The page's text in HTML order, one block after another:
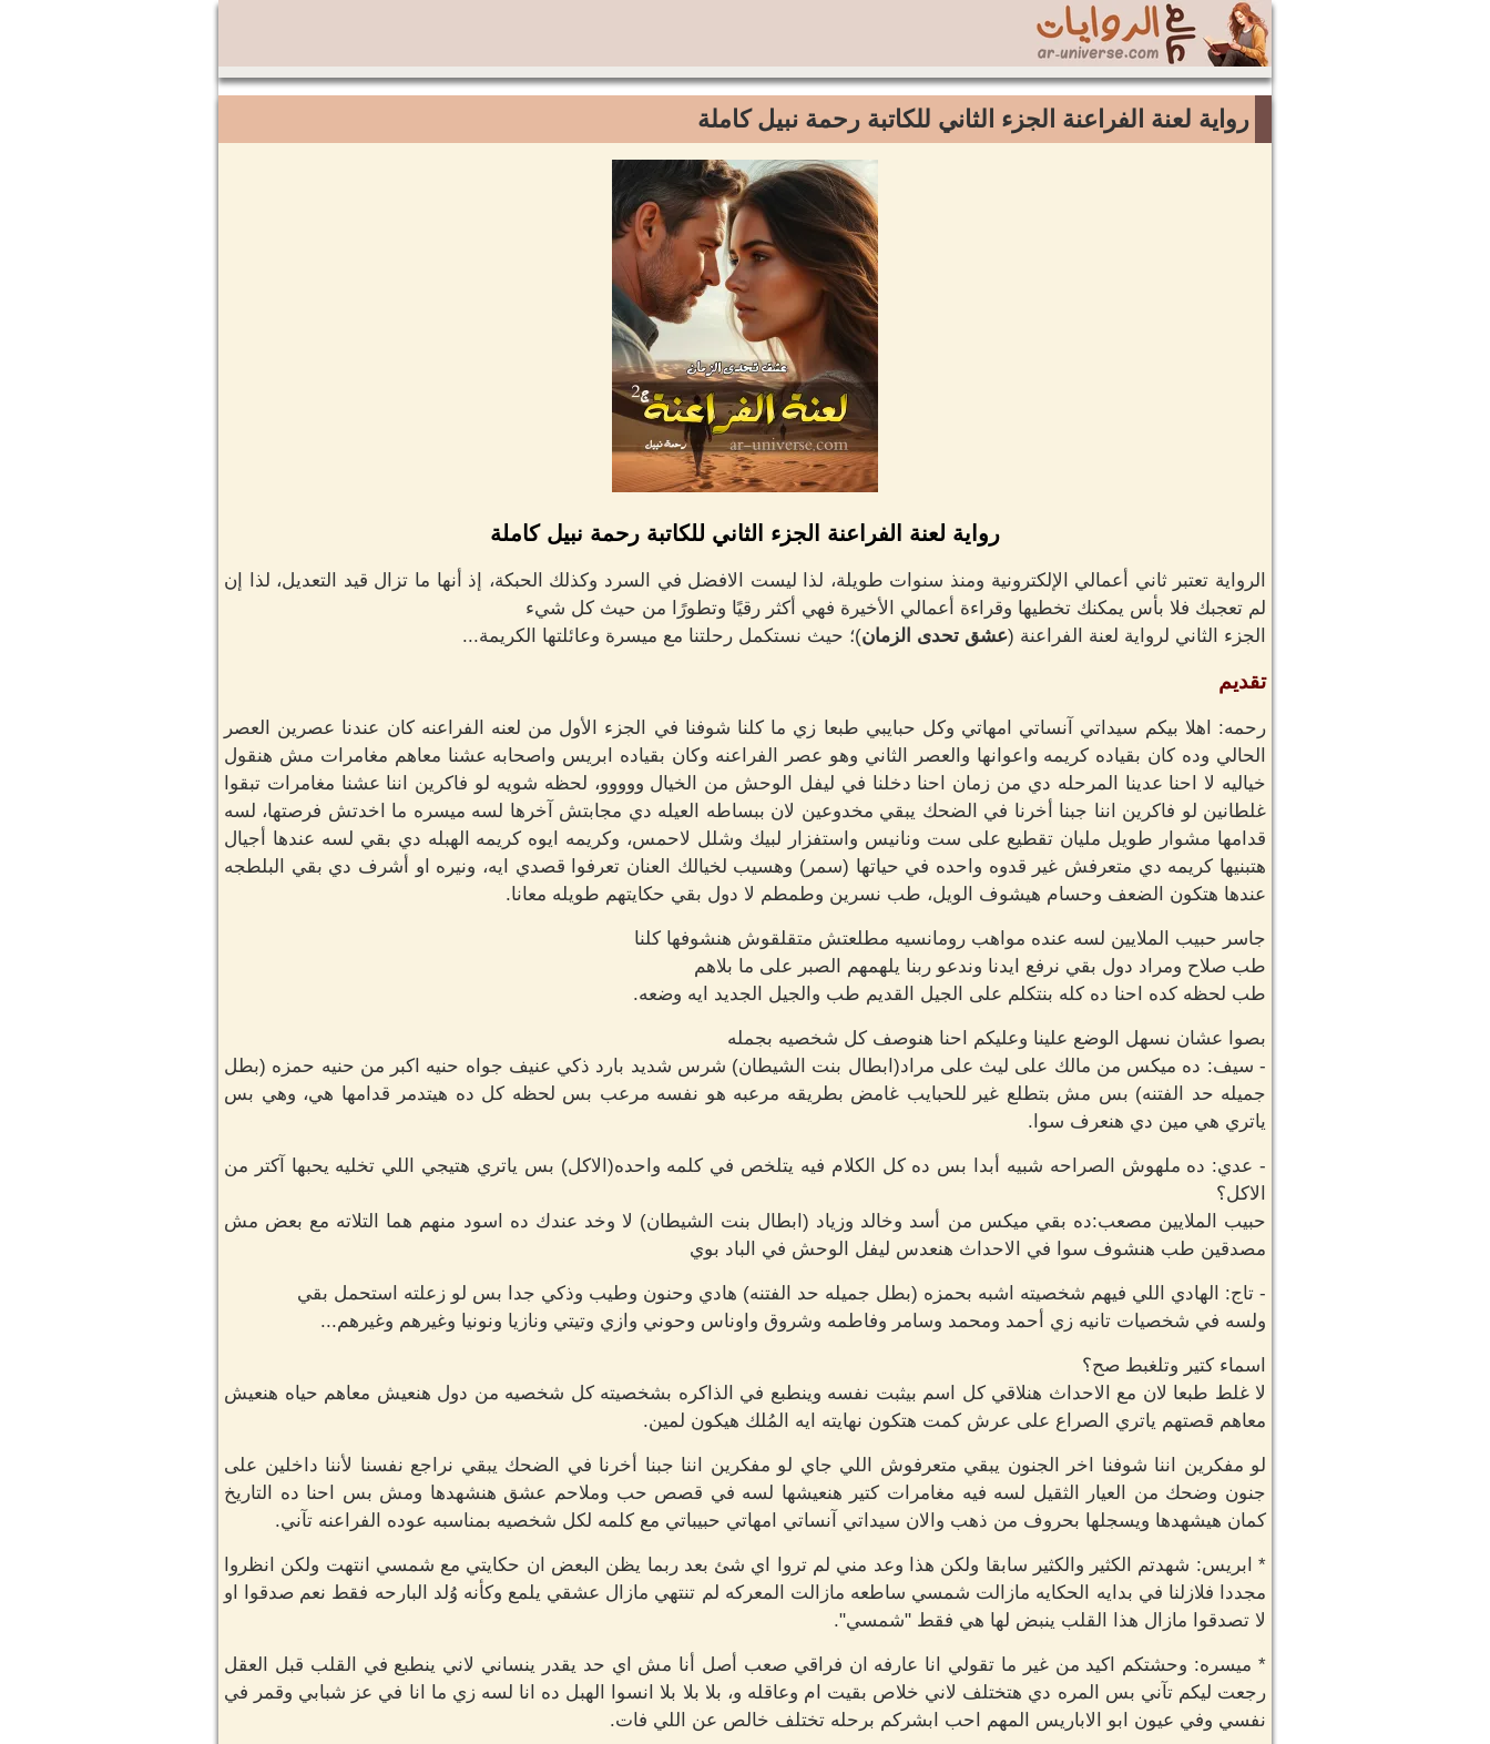
رواية لعنة الفراعنة الجزء الثاني للكاتبة رحمة نبيل كاملة
رواية لعنة الفراعنة الجزء الثاني للكاتبة رحمة نبيل كاملة
الرواية تعتبر ثاني أعمالي الإلكترونية ومنذ سنوات طويلة، لذا ليست الافضل في السرد وكذلك الحبكة، إذ أنها ما تزال قيد التعديل، لذا إن
لم تعجبك فلا بأس يمكنك تخطيها وقراءة أعمالي الأخيرة فهي أكثر رقيًا وتطورًا من حيث كل شيء
الجزء الثاني لرواية لعنة الفراعنة (عشق تحدى الزمان)؛ حيث نستكمل رحلتنا مع ميسرة وعائلتها الكريمة...
تقديم
رحمه: اهلا بيكم سيداتي آنساتي امهاتي وكل حبايبي طبعا زي ما كلنا شوفنا في الجزء الأول من لعنه الفراعنه كان عندنا عصرين العصر
الحالي وده كان بقياده كريمه واعوانها والعصر الثاني وهو عصر الفراعنه وكان بقياده ابريس واصحابه عشنا معاهم مغامرات مش هنقول
خياليه لا احنا عدينا المرحله دي من زمان احنا دخلنا في ليفل الوحش من الخيال ووووو، لحظه شويه لو فاكرين اننا عشنا مغامرات تبقوا
غلطانين لو فاكرين اننا جبنا أخرنا في الضحك يبقي مخدوعين لان ببساطه العيله دي مجابتش آخرها لسه ميسره ما اخدتش فرصتها، لسه
قدامها مشوار طويل مليان تقطيع على ست ونانيس واستفزار لبيك وشلل لاحمس، وكريمه ايوه كريمه الهبله دي بقي لسه عندها أجيال
هتبنيها كريمه دي متعرفش غير قدوه واحده في حياتها (سمر) وهسيب لخيالك العنان تعرفوا قصدي ايه، ونيره او أشرف دي بقي البلطجه
عندها هتكون الضعف وحسام هيشوف الويل، طب نسرين وطمطم لا دول بقي حكايتهم طويله معانا.
جاسر حبيب الملايين لسه عنده مواهب رومانسيه مطلعتش متقلقوش هنشوفها كلنا
طب صلاح ومراد دول بقي نرفع ايدنا وندعو ربنا يلهمهم الصبر على ما بلاهم
طب لحظه كده احنا ده كله بنتكلم على الجيل القديم طب والجيل الجديد ايه وضعه.
بصوا عشان نسهل الوضع علينا وعليكم احنا هنوصف كل شخصيه بجمله
- سيف: ده ميكس من مالك على ليث على مراد(ابطال بنت الشيطان) شرس شديد بارد ذكي عنيف جواه حنيه اكبر من حنيه حمزه (بطل
جميله حد الفتنه) بس مش بتطلع غير للحبايب غامض بطريقه مرعبه هو نفسه مرعب بس لحظه كل ده هيتدمر قدامها هي، وهي بس
ياتري هي مين دي هنعرف سوا.
- عدي: ده ملهوش الصراحه شبيه أبدا بس ده كل الكلام فيه يتلخص في كلمه واحده(الاكل) بس ياتري هتيجي اللي تخليه يحبها آكتر من
الاكل؟
حبيب الملايين مصعب:ده بقي ميكس من أسد وخالد وزياد (ابطال بنت الشيطان) لا وخد عندك ده اسود منهم هما التلاته مع بعض مش
مصدقين طب هنشوف سوا في الاحداث هنعدس ليفل الوحش في الباد بوي
- تاج: الهادي اللي فيهم شخصيته اشبه بحمزه (بطل جميله حد الفتنه) هادي وحنون وطيب وذكي جدا بس لو زعلته استحمل بقي
ولسه في شخصيات تانيه زي أحمد ومحمد وسامر وفاطمه وشروق واوناس وحوني وازي وتيتي ونازيا ونونيا وغيرهم وغيرهم...
اسماء كتير وتلغبط صح؟
لا غلط طبعا لان مع الاحداث هنلاقي كل اسم بيثبت نفسه وينطبع في الذاكره بشخصيته كل شخصيه من دول هنعيش معاهم حياه هنعيش
معاهم قصتهم ياتري الصراع على عرش كمت هتكون نهايته ايه المُلك هيكون لمين.
لو مفكرين اننا شوفنا اخر الجنون يبقي متعرفوش اللي جاي لو مفكرين اننا جبنا أخرنا في الضحك يبقي نراجع نفسنا لأننا داخلين على
جنون وضحك من العيار الثقيل لسه فيه مغامرات كتير هنعيشها لسه في قصص حب وملاحم عشق هنشهدها ومش بس احنا ده التاريخ
كمان هيشهدها ويسجلها بحروف من ذهب والان سيداتي آنساتي امهاتي حبيباتي مع كلمه لكل شخصيه بمناسبه عوده الفراعنه تآني.
* ابريس: شهدتم الكثير والكثير سابقا ولكن هذا وعد مني لم تروا اي شئ بعد ربما يظن البعض ان حكايتي مع شمسي انتهت ولكن انظروا
مجددا فلازلنا في بدايه الحكايه مازالت شمسي ساطعه مازالت المعركه لم تنتهي مازال عشقي يلمع وكأنه وُلد البارحه فقط نعم صدقوا او
لا تصدقوا مازال هذا القلب ينبض لها هي فقط "شمسي".
* ميسره: وحشتكم اكيد من غير ما تقولي انا عارفه ان فراقي صعب أصل أنا مش اي حد يقدر ينساني لاني ينطبع في القلب قبل العقل
رجعت ليكم تآني بس المره دي هتختلف لاني خلاص بقيت ام وعاقله و، بلا بلا بلا انسوا الهبل ده انا لسه زي ما انا في عز شبابي وقمر في
نفسي وفي عيون ابو الاباريس المهم احب ابشركم برحله تختلف خالص عن اللي فات.